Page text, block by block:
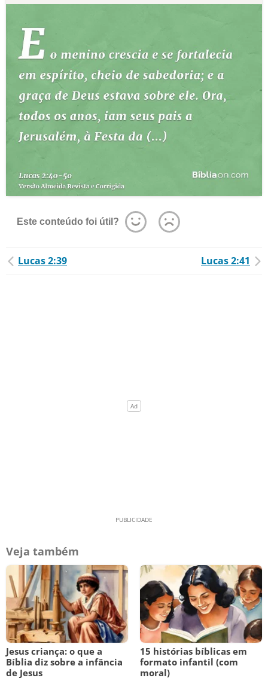
Este conteúdo foi útil?
Lucas 2:39 Lucas 2:41
Veja também
Jesus criança: o que a
Bíblia diz sobre a infância
de Jesus
15 histórias bíblicas em
formato infantil (com
moral)